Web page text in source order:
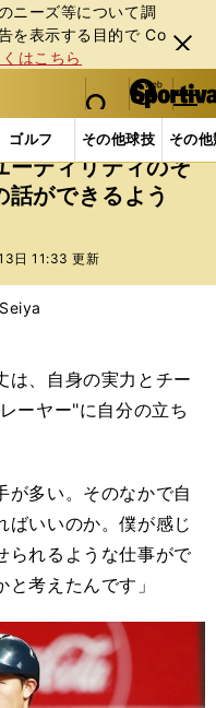
ニーズ等について調
を表⽰する⽬的で Co
はこちら
閉じ
る
web Sportiva (webスポルティーバ)
検索
マイペ
ー
ジ
メニュ
ゴルフ その他球技 その
ヤクルト宮本丈が目指す
ーティリティのそ
ができるよう
日 11:33 更新
、自身の実力とチー
ーヤー"に自分の立ち
が多い。そのなかで自
ばいいのか。僕が感じ
られるような仕事がで
考えたんです」